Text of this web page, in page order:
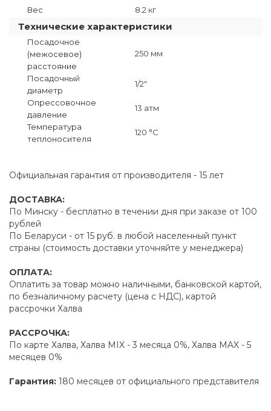
Вес
8.2 кг
Технические характеристики
Посадочное
(межосевое)
расстояние
250 мм
Посадочный
диаметр
1/2"
Опрессовочное
давление
13 атм
Температура
теплоносителя
120 °C
Официальная гарантия от производителя - 15 лет
ДОСТАВКА:
По Минску - бесплатно в течении дня при заказе от 100
рублей
По Беларуси - от 15 руб. в любой населенный пункт
страны (стоимость доставки уточняйте у менеджера)
ОПЛАТА:
Оплатить за товар можно наличными, банковской картой,
по безналичному расчету (цена с НДС), картой
рассрочки Халва
РАССРОЧКА:
По карте Халва, Халва MIX - 3 месяца 0%, Халва MAX - 5
месяцев 0%
Гарантия: 180 месяцев от официального представителя